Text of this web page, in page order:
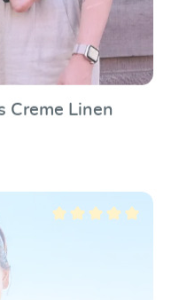
Creme Linen
Note moyenne de 5